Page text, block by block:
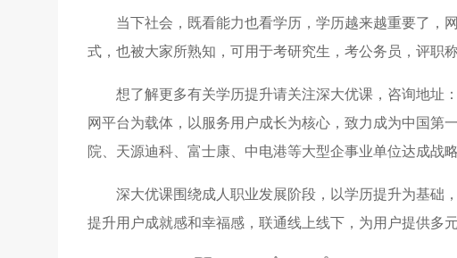
当下社会，既看能力也看学历，学历越来越重要了，
式，也被大家所熟知，可用于考研究生，考公务员，评职
想了解更多有关学历提升请关注深大优课，咨询地址：
网平台为载体，以服务用户成长为核心，致力成为中国第
院、天源迪科、富士康、中电港等大型企事业单位达成战略
深大优课围绕成人职业发展阶段，以学历提升为基础
提升用户成就感和幸福感，联通线上线下，为用户提供多